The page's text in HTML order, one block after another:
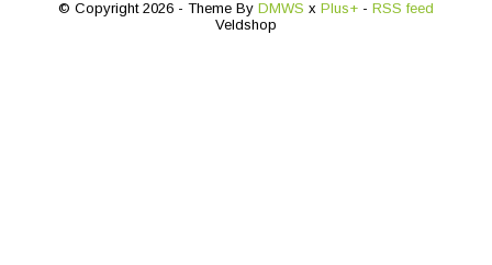
© Copyright 2026 - Theme By DMWS x Plus+ - RSS feed
Veldshop